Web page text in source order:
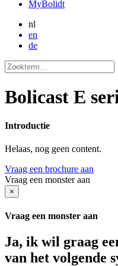
MyBolidt
nl
en
de
Bolicast E
Introductie
Helaas, nog geen content.
Vraag een brochure aan
Vraag een monster aan
×
Vraag een monster aan
Ja, ik wil graag
van het volgende